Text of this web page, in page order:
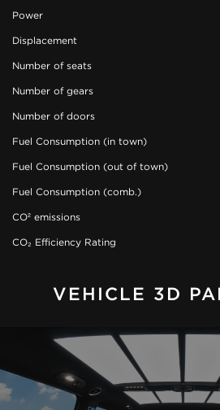
Power
Displacement
Number of seats
Number of gears
Number of doors
Fuel Consumption (in town)
Fuel Consumption (out of town)
Fuel Consumption (comb.)
CO² emissions
CO₂ Efficiency Rating
VEHICLE 3D